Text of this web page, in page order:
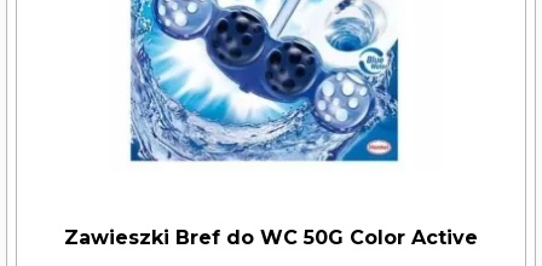
Zawieszki Bref do WC 50G Color Active